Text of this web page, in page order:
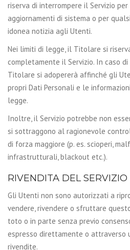
riserva di interrompere il Servizio
aggiornamenti di sistema o per
idonea notizia agli Utenti.
Nei limiti di legge, il Titolare si
completamente il Servizio. In caso
Titolare si adopererà affinché gli
propri Dati Personali e le
legge.
Inoltre, il Servizio potrebbe non
si sottraggono al ragionevole
di forza maggiore (p. es. scioperi,
infrastrutturali, blackout etc.).
RIVENDITA DEL SERVIZIO
Gli Utenti non sono autorizzati a
vendere, rivendere o sfruttare
toto o in parte senza previo
espresso direttamente o attraverso
rivendite.